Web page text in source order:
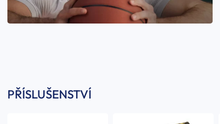
PŘÍSLUŠENSTVÍ